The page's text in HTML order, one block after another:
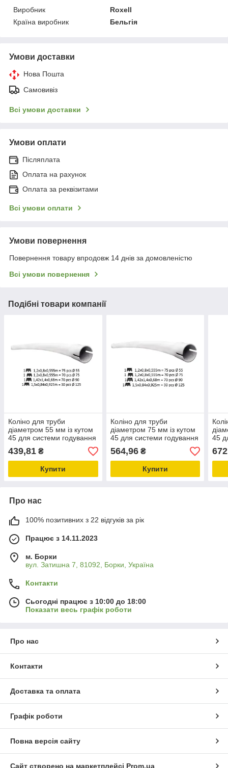
Виробник
Roxell
Країна виробник
Бельгія
Умови доставки
Нова Пошта
Самовивіз
Всі умови доставки
Умови оплати
Післяплата
Оплата на рахунок
Оплата за реквізитами
Всі умови оплати
Умови повернення
Повернення товару впродовж 14 днів за домовленістю
Всі умови повернення
Подібні товари компанії
Коліно для труби
діаметром 55 мм із кутом
45 для системи годування
птиці, обладнання для
птахоферми
439,81 ₴
Купити
Коліно для труби
діаметром 75 мм із кутом
45 для системи годування
птиці, обладнання для
птахоферми
564,96₴
Купити
45
Про нас
100% позитивних з 22 відгуків за рік
Працює з 14.11.2023
м. Борки
вул. Затишна 7, 81092, Борки, Україна
Контакти
Сьогодні працює з 10:00 до 18:00
Показати весь графік роботи
Про нас
Контакти
Доставка та оплата
Графік роботи
Повна версія сайту
Сайт створено на маркетплейсі Prom.ua